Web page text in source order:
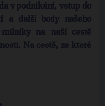
v podnikání, vstup do
a další body našeho
na naší cestě
Na cestě, ze které